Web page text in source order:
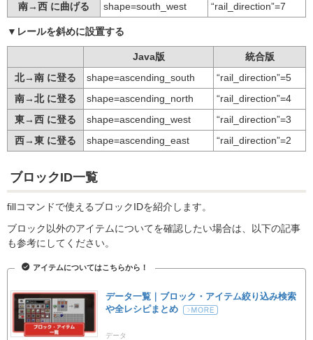
南→西 に曲げる
shape=south_west “rail_direction”=7
▼ レールを斜めに設置する
Java版
統合版
北→南 に登る
shape=ascending_south
“rail_direction”=5
南→北 に登る
shape=ascending_north
“rail_direction”=4
東→西 に登る
shape=ascending_west
“rail_direction”=3
西→東 に登る
shape=ascending_east “rail_direction”=2
ブロックID一覧
fillコマンドで使えるブロックIDを紹介します。
ブロック以外のアイテムについてを確認したい場合は、以下の記事
も参考にしてください。
アイテムについてはこちらから！
データ一覧｜ブロック・アイテム絞り込み検索
や全レシピまとめ
データ